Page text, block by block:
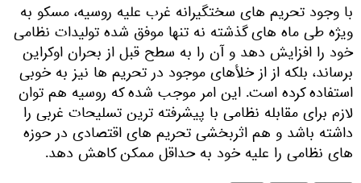
با وجود تحریم های سختگیرانه غرب علیه روسیه، مسکو به
ویژه طی ماه های گذشته نه تنها موفق شده تولیدات نظامی
خود را افزایش دهد و آن را به سطح قبل از بحران اوکراین
برساند، بلکه از از خلأهای موجود در تحریم ها نیز به خوبی
استفاده کرده است. این امر موجب شده که روسیه هم توان
لازم برای مقابله نظامی با پیشرفته ترین تسلیحات غربی را
داشته باشد و هم اثربخشی تحریم های اقتصادی در حوزه
های نظامی را علیه خود به حداقل ممکن کاهش دهد.